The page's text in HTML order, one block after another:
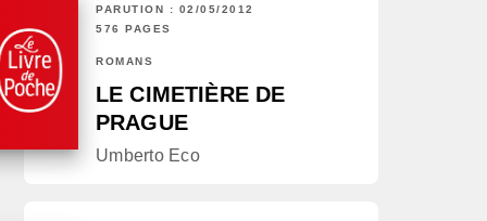
PARUTION : 02/05/2012
576 PAGES
ROMANS
LE CIMETIÈRE DE
PRAGUE
Umberto Eco